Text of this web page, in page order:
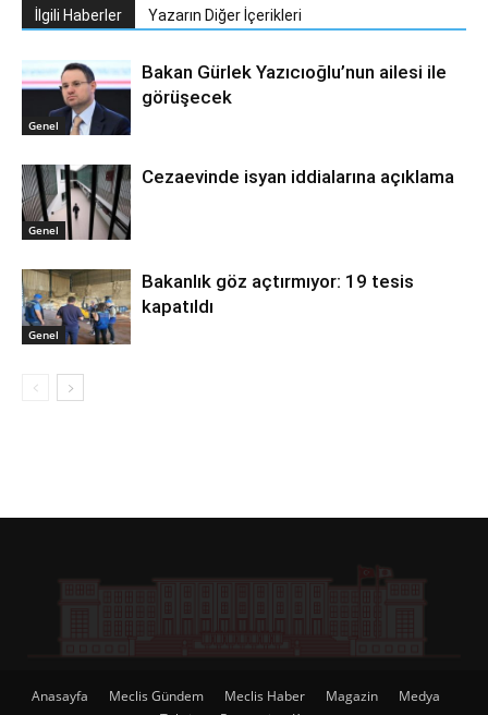
İlgili Haberler Yazarın Diğer İçerikleri
Genel
Bakan Gürlek Yazıcıoğlu’nun ailesi ile
görüşecek
Genel
Cezaevinde isyan iddialarına açıklama
Genel
Bakanlık göz açtırmıyor: 19 tesis
kapatıldı
Anasayfa Meclis Gündem Meclis Haber Magazin
Medya